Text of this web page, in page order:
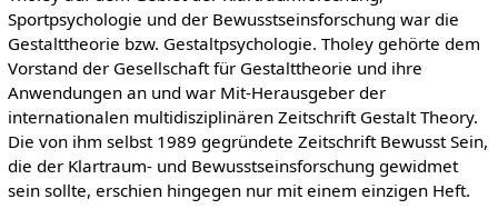
Sportpsychologie und der Bewusstseinsforschung war die
Gestalttheorie bzw. Gestaltpsychologie. Tholey gehörte dem
Vorstand der Gesellschaft für Gestalttheorie und ihre
Anwendungen an und war Mit-Herausgeber der
internationalen multidisziplinären Zeitschrift Gestalt Theory.
Die von ihm selbst 1989 gegründete Zeitschrift Bewusst Sein,
die der Klartraum- und Bewusstseinsforschung gewidmet
sein sollte, erschien hingegen nur mit einem einzigen Heft.